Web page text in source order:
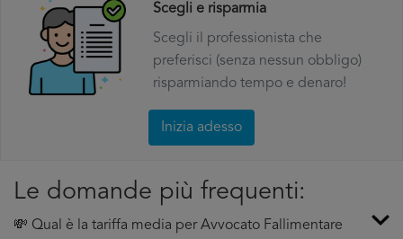
Scegli e risparmia
Scegli il professionista che
preferisci (senza nessun obbligo)
risparmiando tempo e denaro!
Inizia adesso
Le domande più frequenti:
💸 Qual è la tariffa media per Avvocato Fallimentare